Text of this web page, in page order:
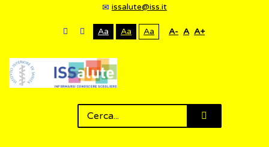
issalute@iss.it
Aa Aa Aa A- A A+